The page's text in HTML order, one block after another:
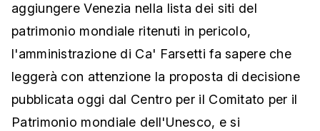
aggiungere Venezia nella lista dei siti del
patrimonio mondiale ritenuti in pericolo,
l'amministrazione di Ca' Farsetti fa sapere che
leggerà con attenzione la proposta di decisione
pubblicata oggi dal Centro per il Comitato per il
Patrimonio mondiale dell'Unesco, e si